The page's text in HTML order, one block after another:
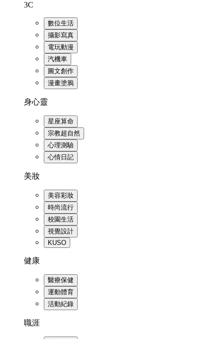
3C
數位生活
攝影寫真
電玩動漫
汽機車
圖文創作
漫畫塗鴉
身心靈
星座算命
宗教超自然
心理測驗
心情日記
美妝
美容彩妝
時尚流行
校園生活
視覺設計
KUSO
健康
醫療保健
運動體育
活動紀錄
職涯